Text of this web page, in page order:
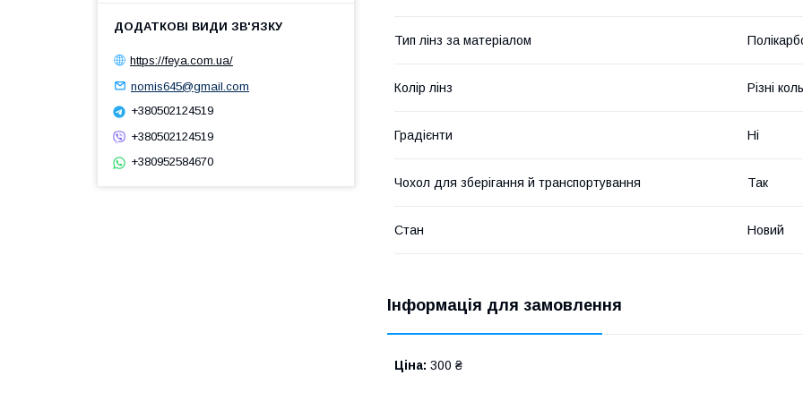
Тип лінз за матеріалом
Колір лінз Різні
Градієнти Ні
Чохол для зберігання й транспортування Так
Стан Новий
Інформація для замовлення
Ціна: 300 ₴
https://feya.com.ua/
nomis645@gmail.com
+380502124519
+380502124519
+380952584670